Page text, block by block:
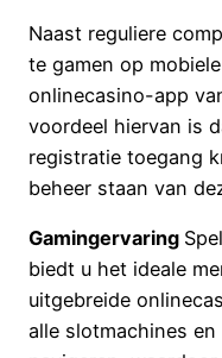
Naast reguliere
te gamen op
onlinecasino-app
voordeel hiervan is
registratie toegang
beheer staan van
Gamingervaring
biedt u het ideale
uitgebreide
alle slotmachines